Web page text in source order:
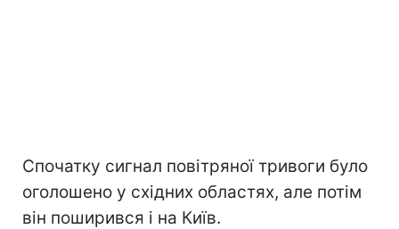
Спочатку сигнал повітряної тривоги було
оголошено у східних областях, але потім
він поширився і на Київ.